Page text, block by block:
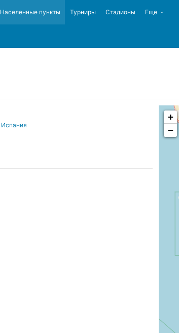
Населенные пункты Турниры Стадионы Еще
Испания
+
−